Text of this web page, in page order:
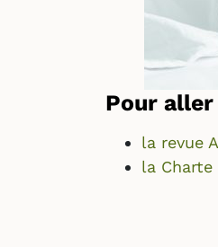
Pour
la revue
la